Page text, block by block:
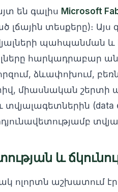
են գալիս Microsoft
լճային տեսքերը)։
պահպանման և
հարկադրաբար
կորզում, ձևափոխում,
միասնական շերտի
(data
և
ոլորտն աշխատում